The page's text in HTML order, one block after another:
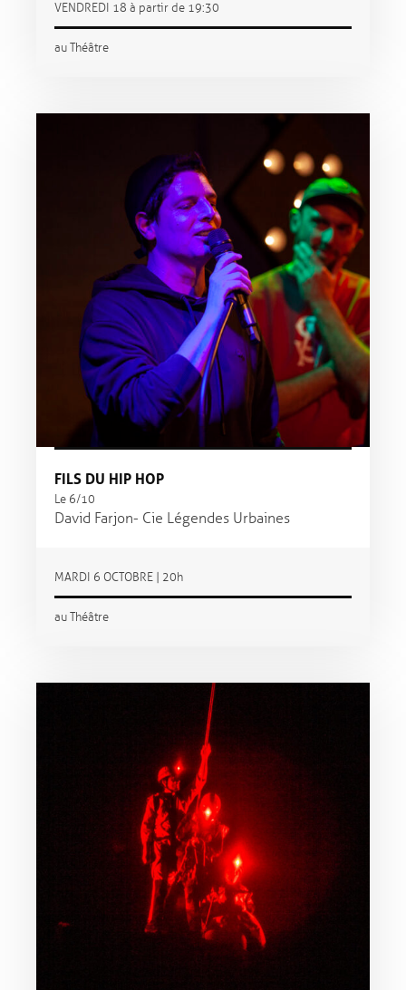
VENDREDI 18 à partir de 19:30
au Théâtre
FILS DU HIP HOP
Le 6/10
David Farjon - Cie Légendes Urbaines
MARDI 6 OCTOBRE | 20h
au Théâtre